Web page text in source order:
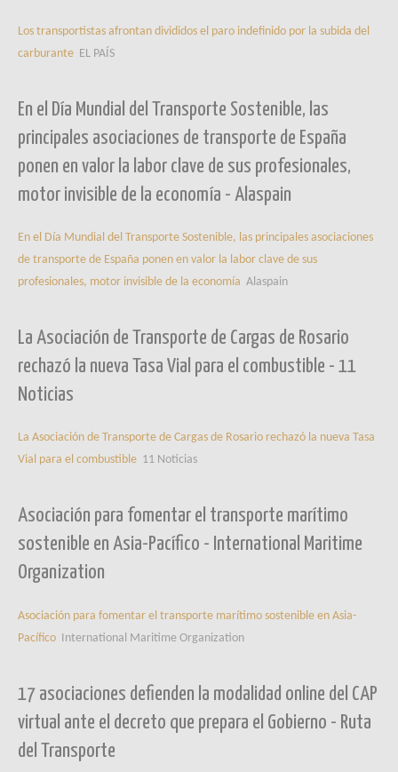
Los transportistas afrontan divididos el paro indefinido por la subida del
carburante EL PAÍS
En el Día Mundial del Transporte Sostenible, las
principales asociaciones de transporte de España
ponen en valor la labor clave de sus profesionales,
motor invisible de la economía - Alaspain
En el Día Mundial del Transporte Sostenible, las principales asociaciones
de transporte de España ponen en valor la labor clave de sus
profesionales, motor invisible de la economía Alaspain
La Asociación de Transporte de Cargas de Rosario
rechazó la nueva Tasa Vial para el combustible - 11
Noticias
La Asociación de Transporte de Cargas de Rosario rechazó la nueva Tasa
Vial para el combustible 11 Noticias
Asociación para fomentar el transporte marítimo
sostenible en Asia-Pacífico - International Maritime
Organization
Asociación para fomentar el transporte marítimo sostenible en Asia-
Pacífico International Maritime Organization
17 asociaciones defienden la modalidad online del CAP
virtual ante el decreto que prepara el Gobierno - Ruta
del Transporte